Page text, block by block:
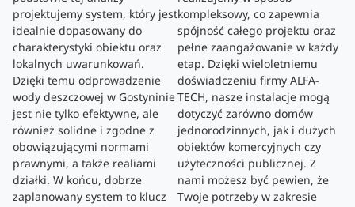
projektujemy system, który jest
idealnie dopasowany do
charakterystyki obiektu oraz
lokalnych uwarunkowań.
Dzięki temu odprowadzenie
wody deszczowej w Gostyninie
jest nie tylko efektywne, ale
również solidne i zgodne z
obowiązującymi normami
prawnymi, a także realiami
działki. W końcu, dobrze
zaplanowany system to klucz
kompleksowy, co zapewnia
spójność całego projektu oraz
pełne zaangażowanie w każdy
etap. Dzięki wieloletniemu
doświadczeniu firmy ALFA-
TECH, nasze instalacje mogą
dotyczyć zarówno domów
jednorodzinnych, jak i dużych
obiektów komercyjnych czy
użyteczności publicznej. Z
nami możesz być pewien, że
Twoje potrzeby w zakresie